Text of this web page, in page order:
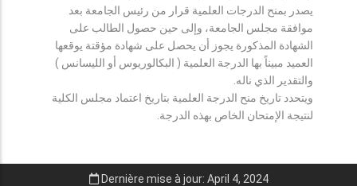
يصدر بمنح الدرجات العلمية قرار من رئيس الجامعة بعد
موافقة مجلس الجامعة، وإلى حين حصول الطالب على
الشهادة المذكورة يجوز أن يحصل على شهادة مؤقتة يوقعها
العميد مبيناً بها الدرجة العلمية ( البكالوريوس أو الليسانس )
والتقدير الذي ناله.
ويتحدد تاريخ منح الدرجة العلمية بتاريخ اعتماد مجلس الكلية
لنتيجة الإمتحان الخاص بهذه الدرجة.
Dernière mise à jour: April 4, 2024